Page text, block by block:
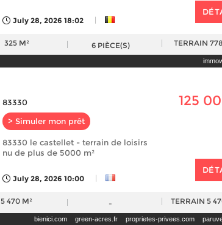
July 28, 2026 18:02 |
325 M² 6 PIÈCE(S) TERRAIN
83330
> Simuler mon prêt
125
83330 le castellet - terrain de loisirs
nu de plus de 5000 m²
July 28, 2026 10:00 |
5 470 M² - TERRAIN 5
bienici.com green-acres.fr proprietes-privees.com